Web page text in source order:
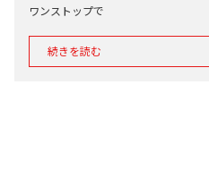
ワンストップで
続きを読む